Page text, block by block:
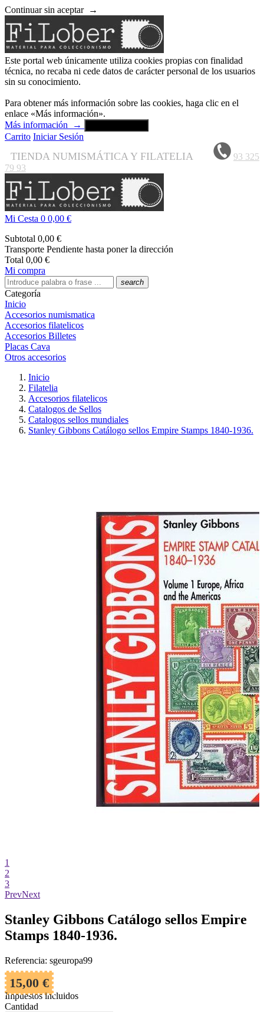
Continuar sin aceptar →
Este portal web únicamente utiliza cookies propias con finalidad
técnica, no recaba ni cede datos de carácter personal de los usuarios
sin su conocimiento.
Para obtener más información sobre las cookies, haga clic en el
enlace «Más información».
Más información
→
Carrito Iniciar Sesión
TIENDA NUMISMÁTICA Y FILATELIA
93 325
79 93
Mi Cesta 0 0,00 €
Subtotal 0,00 €
Transporte Pendiente hasta poner la dirección
Total 0,00 €
Mi compra
search
Categoría
Inicio
Accesorios numismatica
Accesorios filatelicos
Accesorios Billetes
Placas Cava
Otros accesorios
Inicio
Filatelia
Accesorios filatelicos
Catalogos de Sellos
Catalogos sellos mundiales
Stanley Gibbons Catálogo sellos Empire Stamps 1840-1936.
1
2
3
PrevNext
Stanley Gibbons Catálogo sellos Empire
Stamps 1840-1936.
Referencia: sgeuropa99
15,00 €
Impuestos incluidos
Cantidad